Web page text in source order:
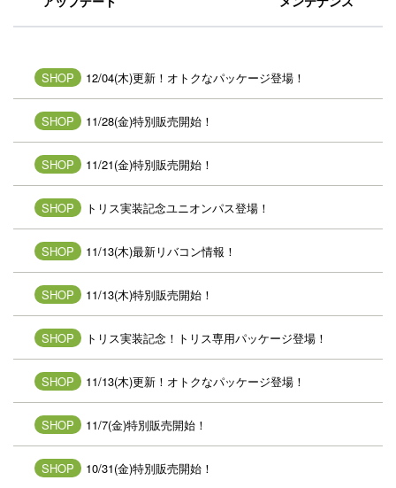
SHOP 12/04(木)更新！オトクなパッケージ登場！
SHOP 11/28(金)特別販売開始！
SHOP 11/21(金)特別販売開始！
SHOP トリス実装記念ユニオンパス登場！
SHOP 11/13(木)最新リバコン情報！
SHOP 11/13(木)特別販売開始！
SHOP トリス実装記念！トリス専用パッケージ登場！
SHOP 11/13(木)更新！オトクなパッケージ登場！
SHOP 11/7(金)特別販売開始！
SHOP 10/31(金)特別販売開始！